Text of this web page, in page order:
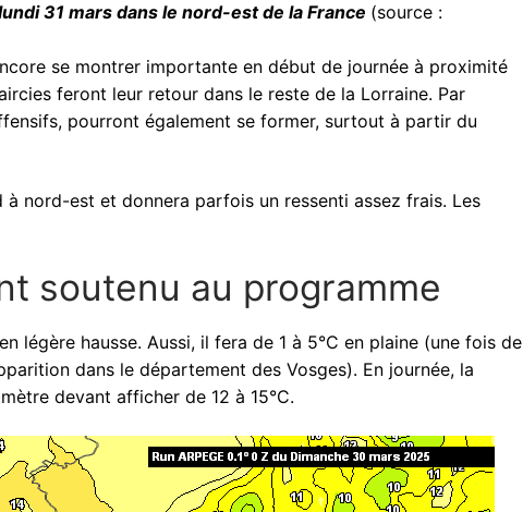
31 mars dans le nord-est de la France (source :
se montrer importante en début de journée à proximité
feront leur retour dans le reste de la Lorraine. Par
pourront également se former, surtout à partir du
à nord-est et donnera parfois un ressenti assez frais. Les
soutenu au programme
légère hausse. Aussi, il fera de 1 à 5°C en plaine (une fois de
dans le département des Vosges). En journée, la
devant afficher de 12 à 15°C.